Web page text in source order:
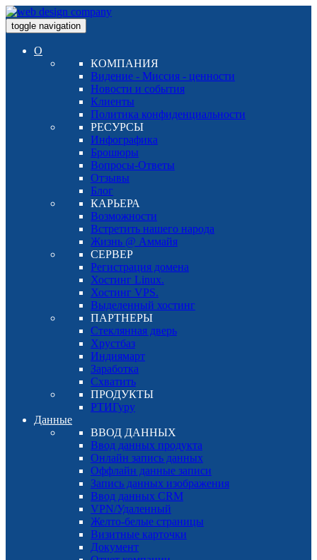
toggle navigation
О
КОМПАНИЯ
Видение - Миссия - ценности
Новости и события
Клиенты
Политика конфиденциальности
РЕСУРСЫ
Инфографика
Брошюры
Вопросы-Ответы
Отзывы
Блог
КАРЬЕРА
Возможности
Встретить нашего народа
Жизнь @ Аммайя
СЕРВЕР
Регистрация домена
Хостинг Linux.
Хостинг VPS.
Выделенный хостинг
ПАРТНЕРЫ
Стеклянная дверь
Хрустбаз
Индиямарт
Заработка
Схватить
ПРОДУКТЫ
РТИГуру
Данные
ВВОД ДАННЫХ
Ввод данных продукта
Онлайн запись данных
Оффлайн данные записи
Запись данных изображения
Ввод данных CRM
VPN/Удаленный
Желто-белые страницы
Визитные карточки
Документ